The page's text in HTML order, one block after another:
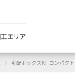
エリア
› 宅配ボックスKT コンパク